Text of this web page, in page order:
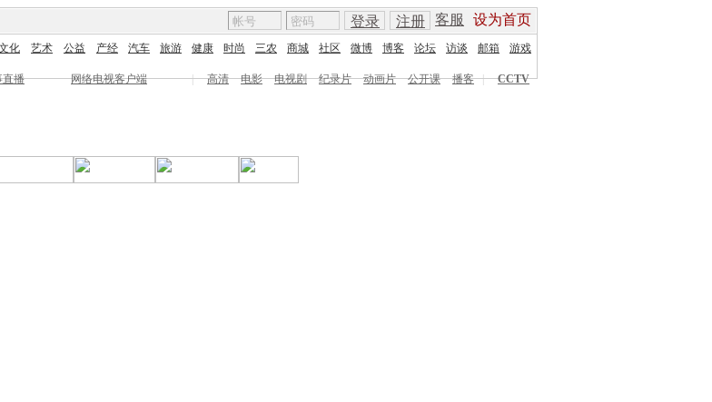
客服 设为首页
登录 注册
化 艺术 公益 产经 汽车 旅游 健康 时尚 三农 商城 社区 微博 博客 论坛 访谈 邮箱 游戏
直播 网络电视客户端 | 高清 电影 电视剧 纪录片 动画片 公开课 播客 |
CCTV